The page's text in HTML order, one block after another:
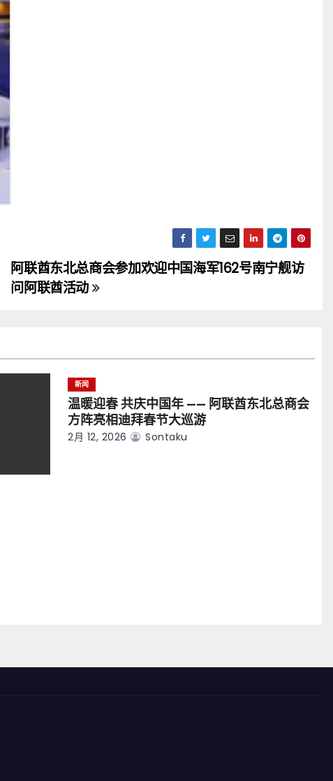
阿联酋东北总商会参加欢迎中国海军162号南宁舰访
问阿联酋活动
新闻
温暖迎春 共庆中国年 —— 阿联酋东北总商会
方阵亮相迪拜春节大巡游
2月 12, 2026 Sontaku